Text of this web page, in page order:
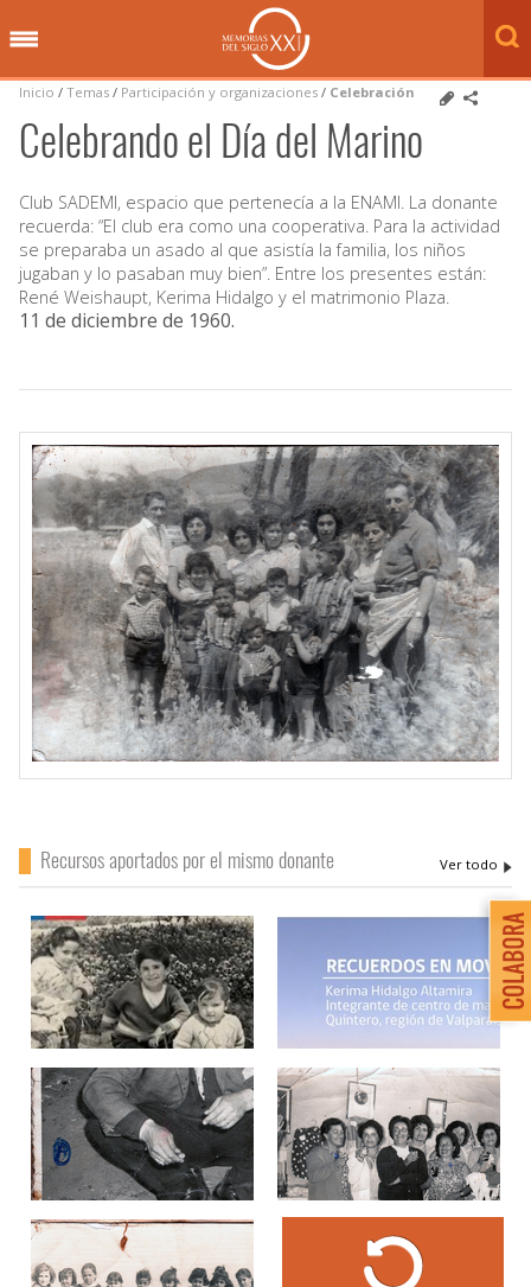
Inicio / Temas / Participación y organizaciones / Celebración
Celebrando el Día del Marino
Club SADEMI, espacio que pertenecía a la ENAMI. La donante
recuerda: “El club era como una cooperativa. Para la actividad
se preparaba un asado al que asistía la familia, los niños
jugaban y lo pasaban muy bien”. Entre los presentes están:
René Weishaupt, Kerima Hidalgo y el matrimonio Plaza.
11 de diciembre de 1960.
Recursos aportados por el mismo donante